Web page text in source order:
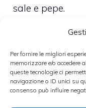
Per fornire le migliori
memorizzare e/o accedere
queste tecnologie ci
navigazione o ID unici su
consenso può influire
sale e pepe.
Disponete le
ricoperta di
leggermente.
pasticcere,